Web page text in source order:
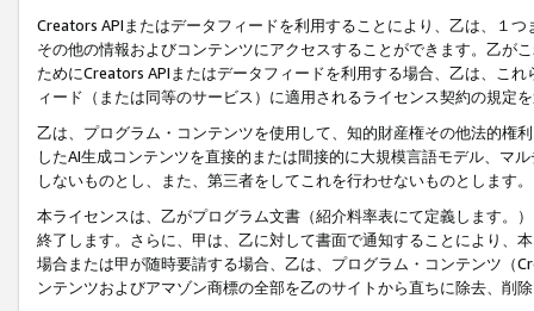
Creators APIまたはデータフィードを利用することにより、乙は、１
その他の情報およびコンテンツにアクセスすることができます。乙が
ためにCreators APIまたはデータフィードを利用する場合、乙は、こ
ィード（または同等のサービス）に適用されるライセンス契約の規定
乙は、プログラム・コンテンツを使用して、知的財産権その他法的権
したAI生成コンテンツを直接的または間接的に大規模言語モデル、マ
しないものとし、また、第三者をしてこれを行わせないものとします。
本ライセンスは、乙がプログラム文書（紹介料率表にて定義します。
終了します。さらに、甲は、乙に対して書面で通知することにより、
場合または甲が随時要請する場合、乙は、プログラム・コンテンツ（
ンテンツおよびアマゾン商標の全部を乙のサイトから直ちに除去、削